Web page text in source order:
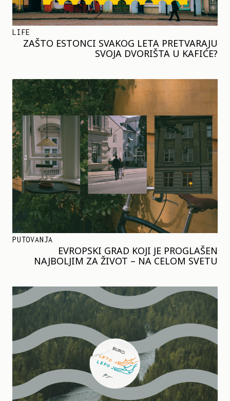
LIFE
ZAŠTO ESTONCI SVAKOG LETA PRETVARAJU
SVOJA DVORIŠTA U KAFIĆE?
PUTOVANJA
EVROPSKI GRAD KOJI JE PROGLAŠEN
NAJBOLJIM ZA ŽIVOT – NA CELOM SVETU